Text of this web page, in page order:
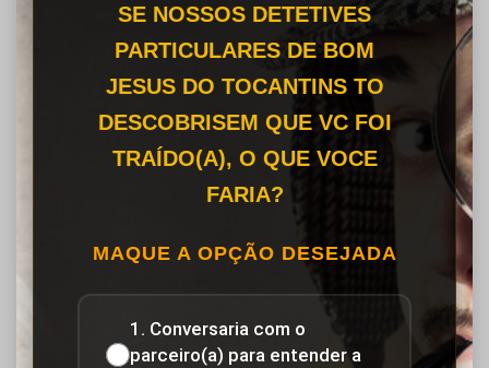
SE NOSSOS DETETIVES
PARTICULARES DE BOM
JESUS DO TOCANTINS TO
DESCOBRISEM QUE VC FOI
TRAÍDO(A), O QUE VOCE
FARIA?
MAQUE A OPÇÃO DESEJADA
1. Conversaria com o
parceiro(a) para entender a